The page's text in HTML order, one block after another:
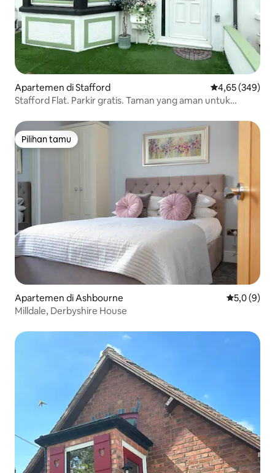
Apartemen di Stafford Nilai rata-rata
4,65 (349)
Stafford Flat. Parkir gratis. Taman yang aman untuk
Pilihan tamu
Pilihan tamu
Apartemen di Ashbourne Nilai rata-
5,0 (9)
Milldale, Derbyshire House